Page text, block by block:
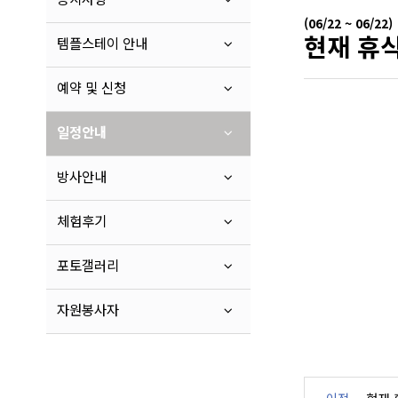
템플스테이 안내
예약 및 신청
일정안내
방사안내
체험후기
포토갤러리
자원봉사자
(06/22 ~ 06/22)
현재 휴